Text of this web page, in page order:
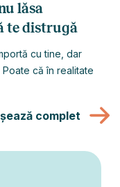
lăsa
te distrugă
cu tine, dar
că în realitate
complet